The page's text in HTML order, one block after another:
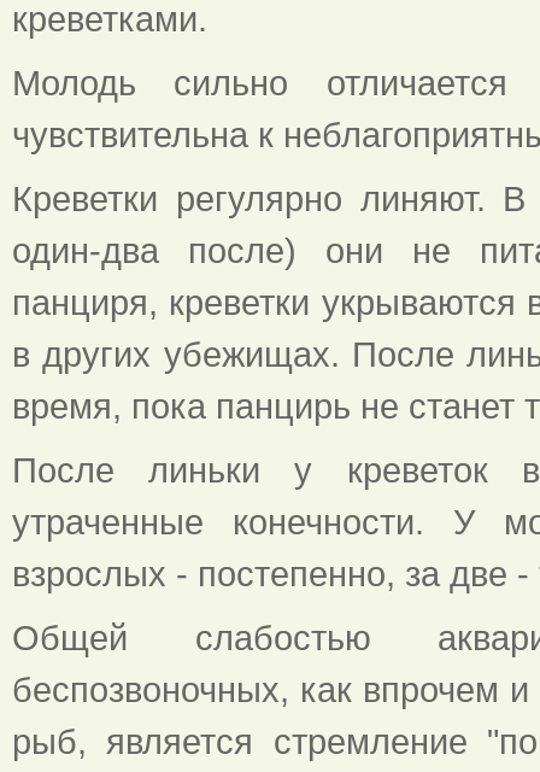
креветками.
Молодь сильно
чувствительна к
Креветки регулярно линяют.
один-два после) они не
панциря, креветки
в других убежищах. После
время, пока панцирь не
После линьки у креветок
утраченные конечности. У
взрослых - постепенно, за две -
Общей слабостью
беспозвоночных, как впрочем и
рыб, является стремление